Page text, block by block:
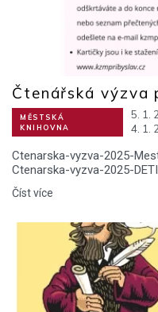
MĚSTSKÁ
KNIHOVNA
5. 1.
4. 1.
Čtenářská výzva
Ctenarska-vyzva-2025-
Ctenarska-vyzva-2025-
Číst více